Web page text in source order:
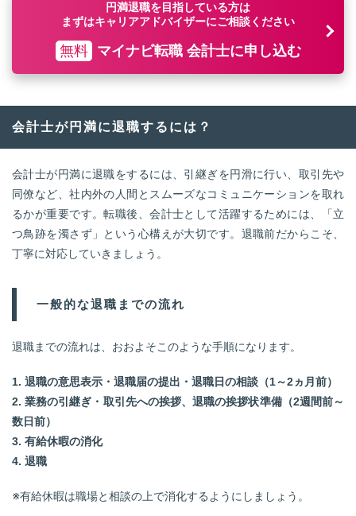
円満退職を目指している方は
まずはキャリアアドバイザーにご相談ください
無料 マイナビ転職 会計士に申し込む
会計士が円満に退職するには？
会計士が円満に退職をするには、引継ぎを円滑に行い、取引先や
同僚など、社内外の人間とスムーズなコミュニケーションを取れ
るかが重要です。転職後、会計士として活躍するためには、「立
つ鳥跡を濁さず」という心構えが大切です。退職前だからこそ、
丁寧に対応していきましょう。
一般的な退職までの流れ
退職までの流れは、おおよそこのような手順になります。
1. 退職の意思表示・退職届の提出・退職日の相談（1～2ヵ月前）
2. 業務の引継ぎ・取引先への挨拶、退職の挨拶状準備（2週間前～
数日前）
3. 有給休暇の消化
4. 退職
※有給休暇は職場と相談の上で消化するようにしましょう。